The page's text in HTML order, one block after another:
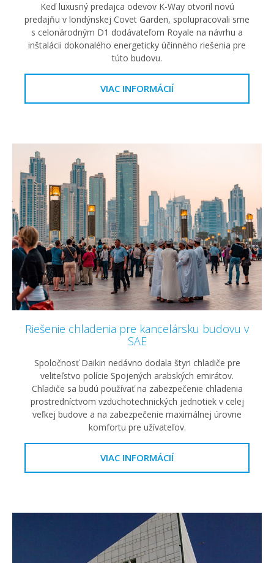
Keď luxusný predajca odevov K-Way otvoril novú
predajňu v londýnskej Covet Garden, spolupracovali sme
s celonárodným D1 dodávateľom Royale na návrhu a
inštalácii dokonalého energeticky účinného riešenia pre
túto budovu.
VIAC INFORMÁCIÍ
Riešenie chladenia pre kancelársku budovu v
SAE
Spoločnosť Daikin nedávno dodala štyri chladiče pre
veliteľstvo polície Spojených arabských emirátov.
Chladiče sa budú používať na zabezpečenie chladenia
prostredníctvom vzduchotechnických jednotiek v celej
veľkej budove a na zabezpečenie maximálnej úrovne
komfortu pre užívateľov.
VIAC INFORMÁCIÍ